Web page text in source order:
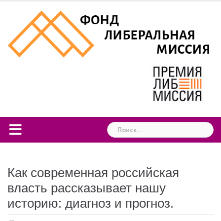
content
Найти:
Как современная российская
власть рассказывает нашу
историю: диагноз и прогноз.